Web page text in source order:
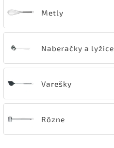
Metly
Naberačky a lyžice
Varešky
Rôzne